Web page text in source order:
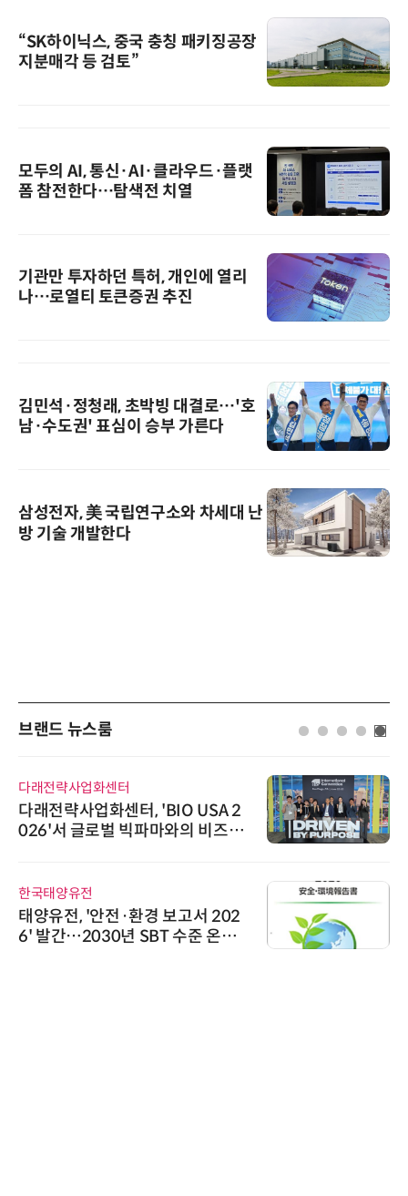
“SK하이닉스, 중국 충칭 패키징공장
지분매각 등 검토”
모두의 AI, 통신·AI·클라우드·플랫
폼 참전한다…탐색전 치열
기관만 투자하던 특허, 개인에 열리
나…로열티 토큰증권 추진
김민석·정청래, 초박빙 대결로…'호
남·수도권' 표심이 승부 가른다
삼성전자, 美 국립연구소와 차세대 난
방 기술 개발한다
브랜드 뉴스룸
다래전략사업화센터
다래전략사업화센터, 'BIO USA 2
026'서 글로벌 빅파마와의 비즈니
한국태양유전
태양유전, '안전·환경 보고서 202
6' 발간…2030년 SBT 수준 온실